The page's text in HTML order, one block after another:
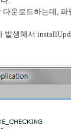
운로드하는데,
발생해서